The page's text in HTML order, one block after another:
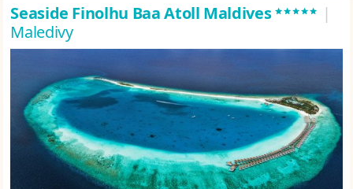
Seaside Finolhu Baa Atoll Maldives***** |
Maledivy